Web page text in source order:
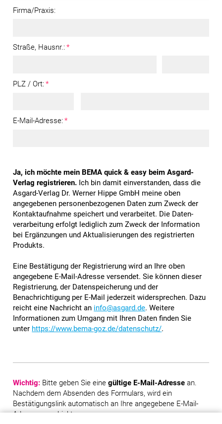
Firma/Praxis:
Straße, Hausnr.: *
PLZ / Ort: *
E-Mail-Adresse: *
Ja, ich möchte mein BEMA quick & easy beim Asgard-
Verlag registrieren. Ich bin damit einverstanden, dass die
Asgard-Verlag Dr. Werner Hippe GmbH meine oben
angegebenen personen­be­zogenen Daten zum Zweck der
Kontakt­aufnahme speichert und verarbeitet. Die Daten­
verarbeitung erfolgt lediglich zum Zweck der Information
bei Ergänzungen und Aktualisierungen des registrierten
Produkts.
Eine Bestätigung der Registrierung wird an Ihre oben
angegebene E-Mail-Adresse versendet. Sie können dieser
Registrierung, der Daten­speicherung und der
Benachrichtigung per E-Mail jederzeit wider­sprechen. Dazu
reicht eine Nachricht an info@asgard.de. Weitere
Informationen zum Umgang mit Ihren Daten finden Sie
unter https://www.bema-goz.de/datenschutz/.
Wichtig: Bitte geben Sie einegültige E-Mail-Adresse an.
Nachdem dem Absenden des Formulars, wird ein
Bestätigungslink automatisch an Ihre angegebene E-Mail-
Adresse geschickt.